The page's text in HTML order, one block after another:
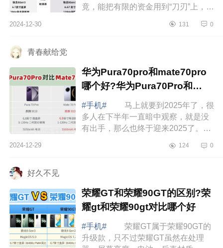
竟，能把有限的资金用到“刀刃”上，才
家说下目前提及较多的荣耀GT和红米
2024-12-30 131 0
青春献给党
华为Pura70pro和mate70pro
哪个好?华为Pura70Pro和
mate70Pro区别
#手机#
马上就要到2025年了，很
多人在下半年一直暗中观察，就是没
有出手，那么也终于迎来2025了。做
都是比较重要的。如果买笔记本，评
2024-12-29 124 0
好久不见
荣耀GT和荣耀90GT的区别?荣
耀gt和荣耀90gt对比哪个好
#手机#
荣耀GT属于荣耀90GT的
升级款，只不过荣耀GT虽然在处理